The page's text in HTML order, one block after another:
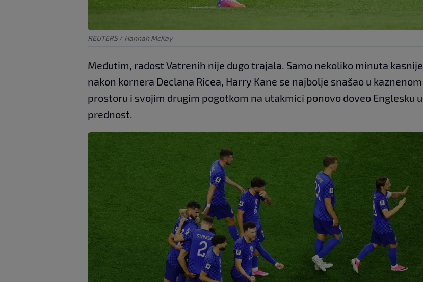
REUTERS / Hannah McKay
Međutim, radost Vatrenih nije dugo trajala. Samo nekoliko minuta kasnije,
nakon kornera Declana Ricea, Harry Kane se najbolje snašao u kaznenom
prostoru i svojim drugim pogotkom na utakmici ponovo doveo Englesku u
prednost.